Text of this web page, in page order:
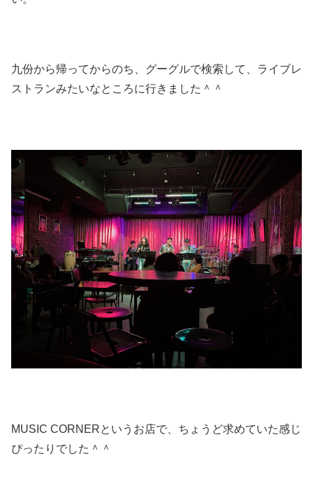
九份から帰ってからのち、グーグルで検索して、ライブレ
ストランみたいなところに行きました＾＾
MUSIC CORNERというお店で、ちょうど求めていた感じ
ぴったりでした＾＾